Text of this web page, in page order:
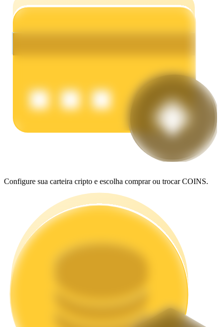
Porquinho poderoso
Launchpool
Configure sua carteira cripto e escolha comprar ou trocar COINS.